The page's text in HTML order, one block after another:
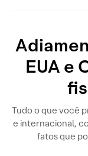
EUA e
Tudo o que você
e internacional,
fatos que